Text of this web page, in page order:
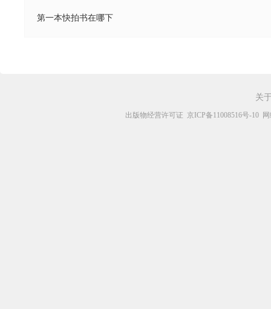
第一本快拍书在哪下
关
出版物经营许可证 京ICP备11008516号-10